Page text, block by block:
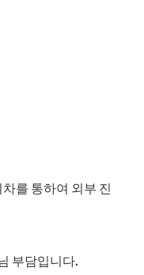
를 통하여 외부 진
부담입니다.